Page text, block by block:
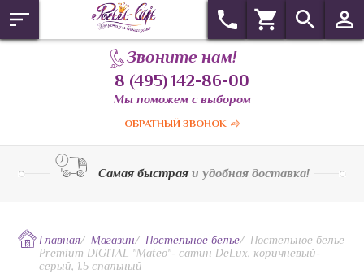
Звоните нам!
8 (495) 142-86-00
Мы поможем с выбором
ОБРАТНЫЙ ЗВОНОК
Самая быстраяи удобная доставка!
Главная/ Магазин/ Постельное белье/ Постельное белье
Premium DIGITAL "Mateo"- сатин DeLux, коричневый-
серый, 1.5 спальный